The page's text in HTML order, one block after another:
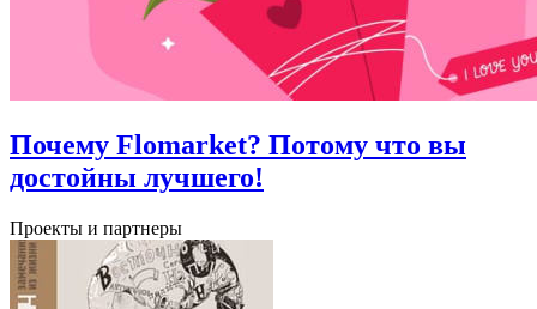
Почему Flomarket? Потому что вы
достойны лучшего!
Проекты и партнеры